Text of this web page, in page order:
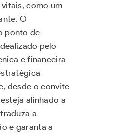
como um
O
ponto de
pelo
e financeira
desde o convite
alinhado a
a
e garanta a